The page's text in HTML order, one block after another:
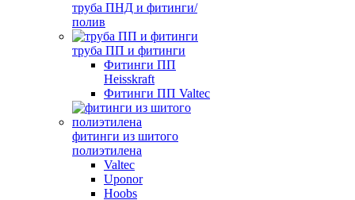
труба ПНД и фитинги/
полив
труба ПП и фитинги
Фитинги ПП
Heisskraft
Фитинги ПП Valtec
фитинги из шитого
полиэтилена
Valtec
Uponor
Hoobs